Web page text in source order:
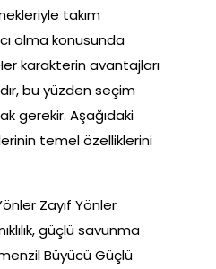
takım
olma konusunda
karakterin avantajları
bu yüzden seçim
gerekir. Aşağıdaki
temel özelliklerini
Zayıf Yönler
güçlü savunma
Büyücü Güçlü